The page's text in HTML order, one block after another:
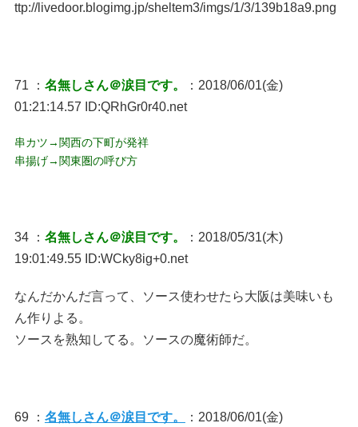
ttp://livedoor.blogimg.jp/sheltem3/imgs/1/3/139b18a9.png
71 ： 名無しさん＠涙目です。
：2018/06/01(金)
01:21:14.57 ID:QRhGr0r40.net
串カツ→関西の下町が発祥
串揚げ→関東圏の呼び方
34 ： 名無しさん＠涙目です。
：2018/05/31(木)
19:01:49.55 ID:WCky8ig+0.net
なんだかんだ言って、ソース使わせたら大阪は美味いも
ん作りよる。
ソースを熟知してる。ソースの魔術師だ。
69 ： 名無しさん＠涙目です。
：2018/06/01(金)